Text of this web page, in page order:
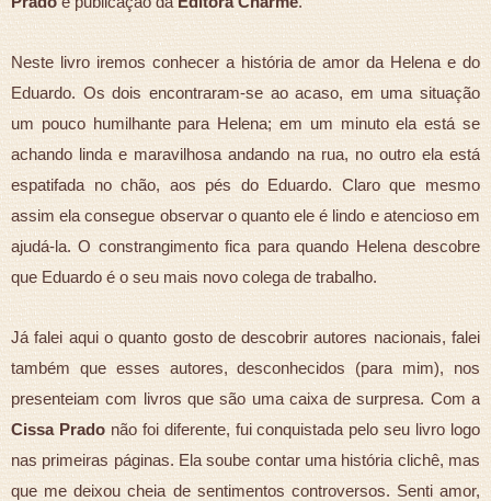
Neste livro iremos conhecer a história de amor da Helena e do
Eduardo. Os dois encontraram-se ao acaso, em uma situação
um pouco humilhante para Helena; em um minuto ela está se
achando linda e maravilhosa andando na rua, no outro ela está
espatifada no chão, aos pés do Eduardo. Claro que mesmo
assim ela consegue observar o quanto ele é lindo e atencioso em
ajudá-la. O constrangimento fica para quando Helena descobre
que Eduardo é o seu mais novo colega de trabalho.
Já falei aqui o quanto gosto de descobrir autores nacionais, falei
também que esses autores, desconhecidos (para mim), nos
presenteiam com livros que são uma caixa de surpresa. Com a
Cissa Pradonão foi diferente, fui conquistada pelo seu livro logo
nas primeiras páginas. Ela soube contar uma história clichê, mas
que me deixou cheia de sentimentos controversos. Senti amor,